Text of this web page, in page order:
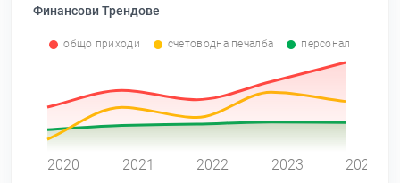
Финансови Трендове
общо приходи счетоводна печалба персонал
2020 2021 2022 2023 2024